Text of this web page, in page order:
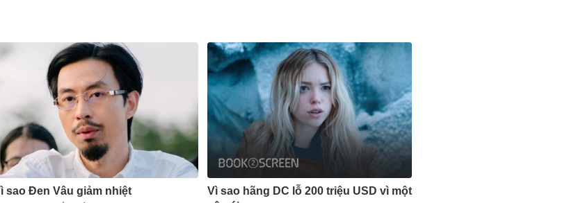
sao Đen Vâu giảm nhiệt
Vì sao hãng DC lỗ 200 triệu USD vì một